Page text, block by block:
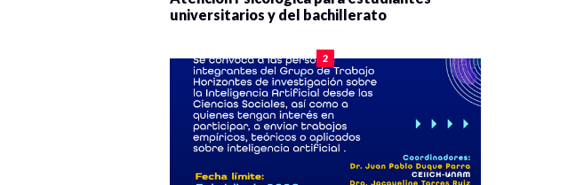
universitarios y del bachillerato
2